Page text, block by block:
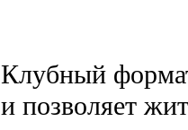
Клубный
и позволяет